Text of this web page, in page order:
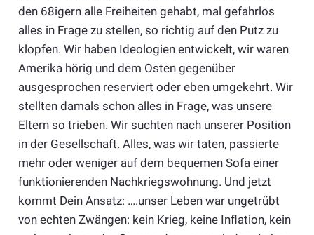
den 68igern alle Freiheiten gehabt, mal gefahrlos
alles in Frage zu stellen, so richtig auf den Putz zu
klopfen. Wir haben Ideologien entwickelt, wir waren
Amerika hörig und dem Osten gegenüber
ausgesprochen reserviert oder eben umgekehrt. Wir
stellten damals schon alles in Frage, was unsere
Eltern so trieben. Wir suchten nach unserer Position
in der Gesellschaft. Alles, was wir taten, passierte
mehr oder weniger auf dem bequemen Sofa einer
funktionierenden Nachkriegswohnung. Und jetzt
kommt Dein Ansatz: ….unser Leben war ungetrübt
von echten Zwängen: kein Krieg, keine Inflation, kein